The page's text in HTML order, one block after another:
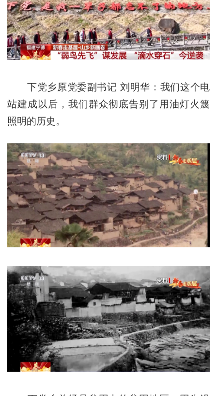
下党乡原党委副书记 刘明华：我们这个电
站建成以后，我们群众彻底告别了用油灯火篾
照明的历史。